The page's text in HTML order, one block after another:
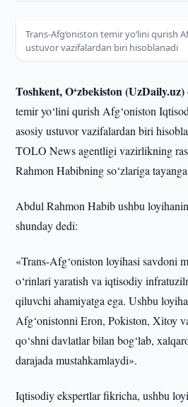
Trans-Afg‘oniston temir yo‘lini qurish
ustuvor vazifalardan biri hisoblanadi
Toshkent, O‘zbekiston
temir yo‘lini qurish Afg‘oniston
asosiy ustuvor vazifalardan biri
TOLO News agentligi vazirlikning
Rahmon Habibning so‘zlariga
Abdul Rahmon Habib ushbu
shunday dedi:
«Trans-Afg‘oniston loyihasi savdoni
o‘rinlari yaratish va iqtisodiy
qiluvchi ahamiyatga ega. Ushbu
Afg‘onistonni Eron, Pokiston, Xitoy
qo‘shni davlatlar bilan bog‘lab,
darajada mustahkamlaydi».
Iqtisodiy ekspertlar fikricha, ushbu